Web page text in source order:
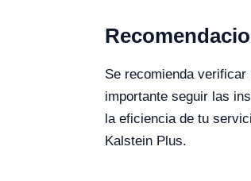
Se recomienda
importante seguir las
la eficiencia de tu
Kalstein Plus.